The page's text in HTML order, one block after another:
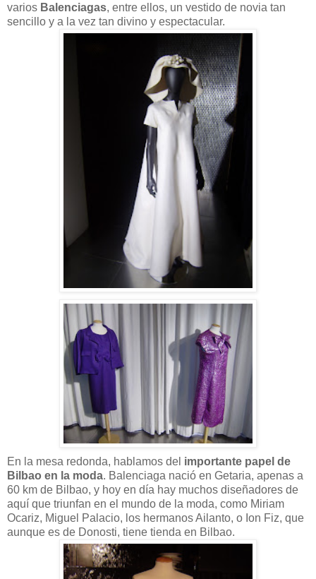
varios Balenciagas, entre ellos, un vestido de novia tan
sencillo y a la vez tan divino y espectacular.
En la mesa redonda, hablamos del importante papel de
Bilbao en la moda. Balenciaga nació en Getaria, apenas a
60 km de Bilbao, y hoy en día hay muchos diseñadores de
aquí que triunfan en el mundo de la moda, como Miriam
Ocariz, Miguel Palacio, los hermanos Ailanto, o Ion Fiz, que
aunque es de Donosti, tiene tienda en Bilbao.